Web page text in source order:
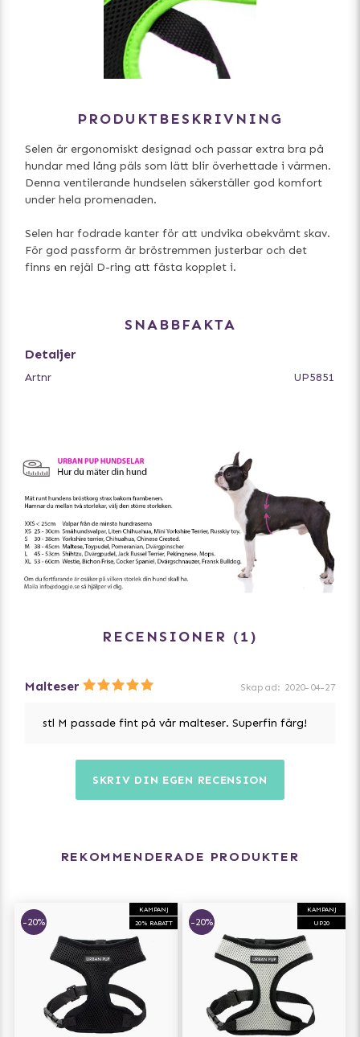
PRODUKTBESKRIVNING
Selen är ergonomiskt designad och passar extra bra på
hundar med lång päls som lätt blir överhettade i värmen.
Denna ventilerande hundselen säkerställer god komfort
under hela promenaden.
Selen har fodrade kanter för att undvika obekvämt skav.
För god passform är bröstremmen justerbar och det
finns en rejäl D-ring att fästa kopplet i.
SNABBFAKTA
Detaljer
Artnr UP5851
RECENSIONER 1
Malteser Skapad: 2020-04-27
stl M passade fint på vår malteser. Superfin färg!
SKRIV DIN EGEN RECENSION
REKOMMENDERADE PRODUKTER
KAMPANJ
20% RABATT
-20%
KAMPANJ
UP20
-20%